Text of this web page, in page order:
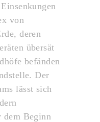
von
deren
übersät
befänden
Der
lässt sich
dem Beginn